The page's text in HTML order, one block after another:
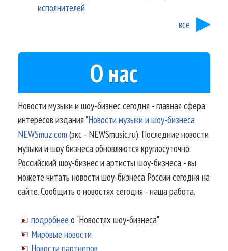
исполнителей
все
О нас
Новости музыки и шоу-бизнес сегодня - главная сфера
интересов издания"Новости музыки и шоу-бизнеса
NEWSmuz.com(экс - NEWSmusic.ru). Последние новости
музыки и шоу бизнеса обновляются круглосуточно.
Российский шоу-бизнес и артисты шоу-бизнеса - вы
можете читать новости шоу-бизнеса России сегодня на
сайте. Сообщить о новостях сегодня - наша работа.
подробнее о "Новостях шоу-бизнеса"
Мировые новости
Новости партнеров